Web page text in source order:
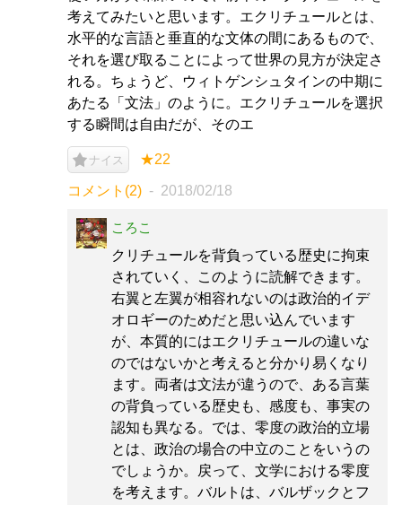
考えてみたいと思います。エクリチュールとは、
水平的な言語と垂直的な文体の間にあるもので、
それを選び取ることによって世界の見方が決定さ
れる。ちょうど、ウィトゲンシュタインの中期に
あたる「文法」のように。エクリチュールを選択
する瞬間は自由だが、そのエ
ナイス ★22
コメント(2) 2018/02/18
ころこ
クリチュールを背負っている歴史に拘束
されていく、このように読解できます。
右翼と左翼が相容れないのは政治的イデ
オロギーのためだと思い込んでいます
が、本質的にはエクリチュールの違いな
のではないかと考えると分かり易くなり
ます。両者は文法が違うので、ある言葉
の背負っている歴史も、感度も、事実の
認知も異なる。では、零度の政治的立場
とは、政治の場合の中立のことをいうの
でしょうか。戻って、文学における零度
を考えます。バルトは、バルザックとフ